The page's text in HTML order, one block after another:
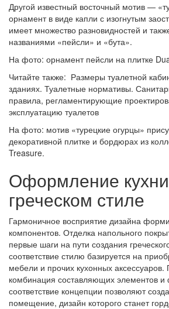
Другой известный восточный мотив —
орнамент в виде капли с изогнутым
имеет множество разновидностей и
названиями «пейсли» и «бута».
На фото: орнамент пейсли на плитке
Читайте также: Размеры туалетной
зданиях. Туалетные нормативы.
правила, регламентирующие
эксплуатацию туалетов
На фото: мотив «турецкие огурцы»
декоративной плитке и бордюрах из
Treasure.
Оформление
греческом стиле
Гармоничное восприятие дизайна
компонентов. Отделка напольного
первые шаги на пути создания
соответствие стилю базируется на
мебели и прочих кухонных аксессуаров.
комбинация составляющих элементов и
соответствие концепции позволяют
помещение, дизайн которого станет